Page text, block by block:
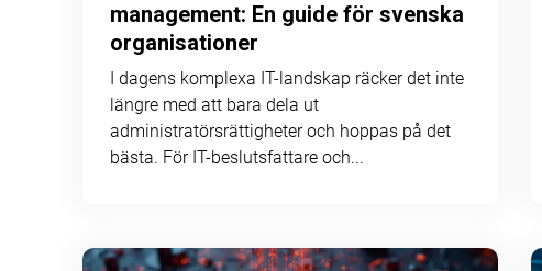
management: En guide för svenska
organisationer
I dagens komplexa IT-landskap räcker det inte
längre med att bara dela ut
administratörsrättigheter och hoppas på det
bästa. För IT-beslutsfattare och...